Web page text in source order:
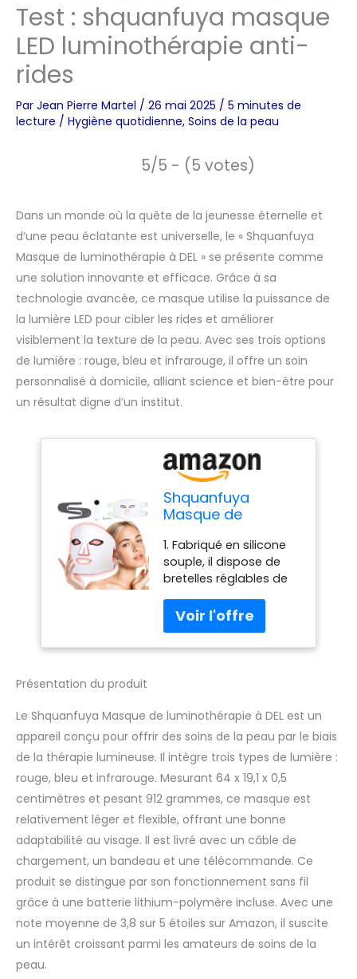
Test : shquanfuya masque
LED luminothérapie anti-
rides
Par Jean Pierre Martel / 26 mai 2025 / 5 minutes de
lecture / Hygiène quotidienne, Soins de la peau
5/5 - (5 votes)
Dans un monde où la quête de la jeunesse éternelle et
d’une peau éclatante est universelle, le « Shquanfuya
Masque de luminothérapie à DEL » se présente comme
une solution innovante et efficace. Grâce à sa
technologie avancée, ce masque utilise la puissance de
la lumière LED pour cibler les rides et améliorer
visiblement la texture de la peau. Avec ses trois options
de lumière : rouge, bleu et infrarouge, il offre un soin
personnalisé à domicile, alliant science et bien-être pour
un résultat digne d’un institut.
Shquanfuya
Masque de
DEL – Lumière LED
de thérapie par
lumière rouge –
Soin de la peau
Réduit les rides – 3
couleurs : rouge,
bleu, lumière
1. Fabriqué en silicone
souple, il dispose de
bretelles réglables de
adaptées à différentes
formes de visage,
pliable et facile à
2. Convient à différents
types de peau. 3. Il est
recommandé d'utiliser
la photothérapie
faciale 3 à 4 fois par
semaine, avec un
temps d'utilisation
unique de 10 à 20
minutes. Remarque : ne
pas l'utiliser lors de la
charge 4. Le masque
est réutilisable et
équipé de coussinets
pour les yeux, ce qui
peut bien protéger les
Présentation du produit
Le Shquanfuya Masque de luminothérapie à DEL est un
appareil conçu pour offrir des soins de la peau par le biais
de la thérapie lumineuse. Il intègre trois types de lumière :
rouge, bleu et infrarouge. Mesurant 64 x 19,1 x 0,5
centimètres et pesant 912 grammes, ce masque est
relativement léger et flexible, offrant une bonne
adaptabilité au visage. Il est livré avec un câble de
chargement, un bandeau et une télécommande. Ce
produit se distingue par son fonctionnement sans fil
grâce à une batterie lithium-polymère incluse. Avec une
note moyenne de 3,8 sur 5 étoiles sur Amazon, il suscite
un intérêt croissant parmi les amateurs de soins de la
peau.